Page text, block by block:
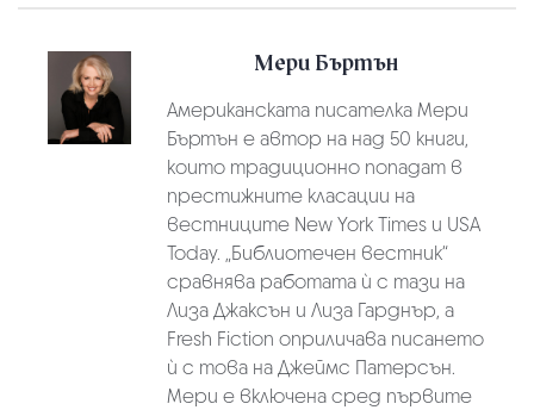
Мери Бъртън
Американската писателка Мери
Бъртън е автор на над 50 книги,
които традиционно попадат в
престижните класации на
вестниците New York Times и USA
Today. „Библиотечен вестник“
сравнява работата ѝ с тази на
Лиза Джаксън и Лиза Гарднър, а
Fresh Fiction оприличава писането
ѝ с това на Джеймс Патерсън.
Мери е включена сред първите